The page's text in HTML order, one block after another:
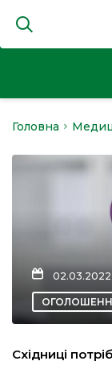
Головна
02.03.2022
Східниці